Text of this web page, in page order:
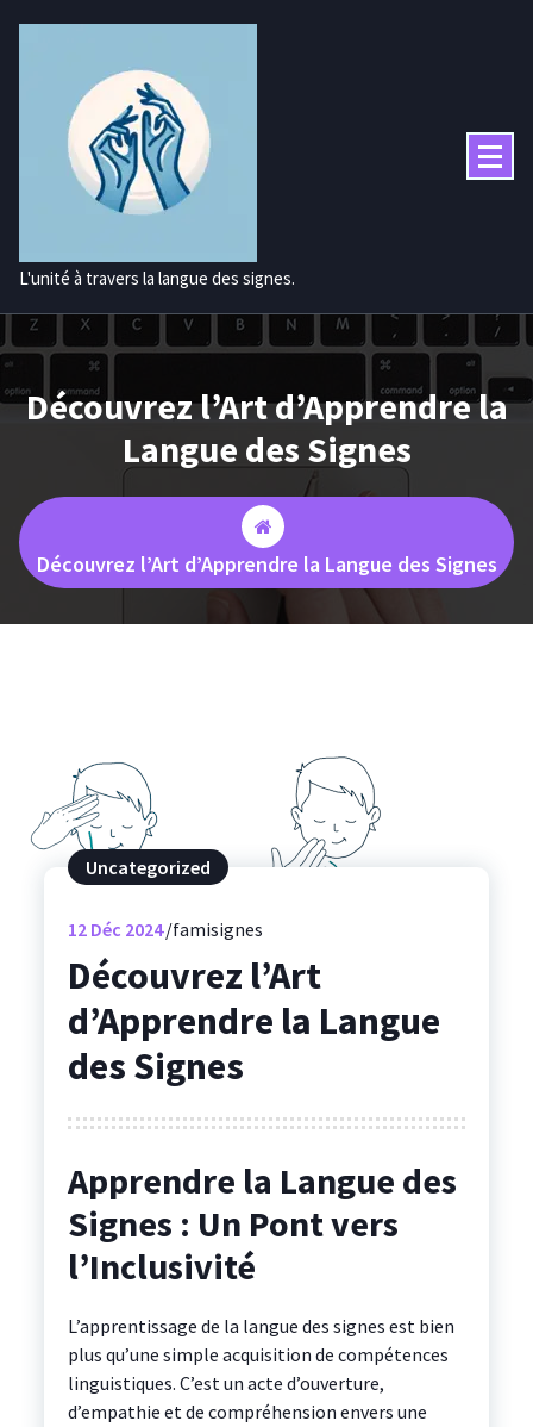
L'unité à travers la langue des signes.
Découvrez l’Art d’Apprendre la
Langue des Signes
Découvrez l’Art d’Apprendre la Langue des Signes
Uncategorized
12Déc 2024 famisignes
Découvrez l’Art
d’Apprendre la Langue
des Signes
Apprendre la Langue des
Signes : Un Pont vers
l’Inclusivité
L’apprentissage de la langue des signes est bien
plus qu’une simple acquisition de compétences
linguistiques. C’est un acte d’ouverture,
d’empathie et de compréhension envers une